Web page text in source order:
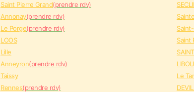
Saint Pierre Grand(prendre rdv)
Annonay(prendre rdv)
Le Porge(prendre rdv)
LOOS
Saint
Lille
Anneyron(prendre rdv)
Taissy
Le
Rennes(prendre rdv)